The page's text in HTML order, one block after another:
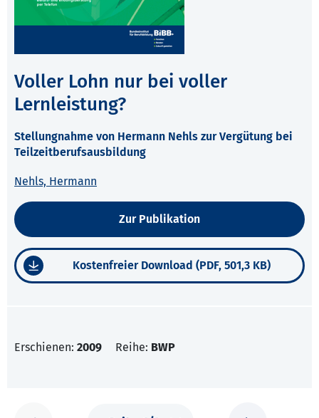
Voller Lohn nur bei voller
Lernleistung?
Stellungnahme von Hermann Nehls zur Vergütung bei
Teilzeitberufsausbildung
Nehls, Hermann
Zur Publikation
Kostenfreier Download (PDF, 501,3 KB)
Erschienen: 2009 Reihe: BWP